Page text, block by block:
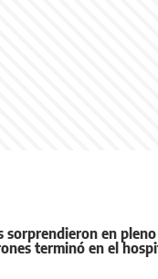
sorprendieron en
terminó en el